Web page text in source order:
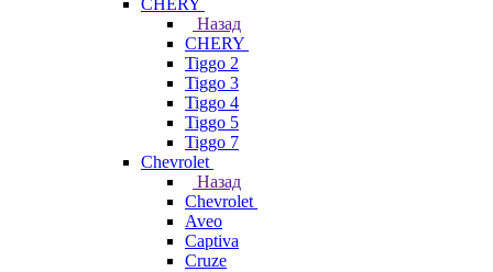
CHERY
Назад
CHERY
Tiggo 2
Tiggo 3
Tiggo 4
Tiggo 5
Tiggo 7
Chevrolet
Назад
Chevrolet
Aveo
Captiva
Cruze